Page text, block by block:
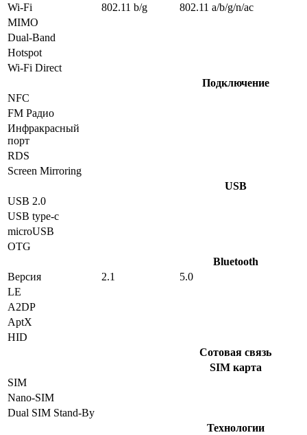
Wi-Fi
802.11 b/g
802.11 a/b/g/n/ac
MIMO
Dual-Band
Hotspot
Wi-Fi Direct
Подключение
NFC
FM Радио
Инфракрасный
порт
RDS
Screen Mirroring
USB
USB 2.0
USB type-c
microUSB
OTG
Bluetooth
Версия
2.1
5.0
LE
A2DP
AptX
HID
Сотовая связь
SIM карта
SIM
Nano-SIM
Dual SIM Stand-By
Технологии